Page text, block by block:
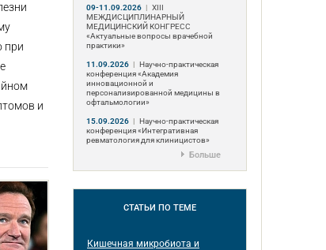
при
и
09-11.09.2026 | ХIII
МЕЖДИСЦИПЛИНАРНЫЙ
МЕДИЦИНСКИЙ КОНГРЕСС
«Актуальные вопросы врачебной
практики»
11.09.2026 | Научно-практическая
конференция «Академия
инновационной и
персонализированной медицины в
офтальмологии»
15.09.2026 | Научно-практическая
конференция «Интегративная
ревматология для клиницистов»
Больше
СТАТЬИ ПО ТЕМЕ
Кишечная микробиота и